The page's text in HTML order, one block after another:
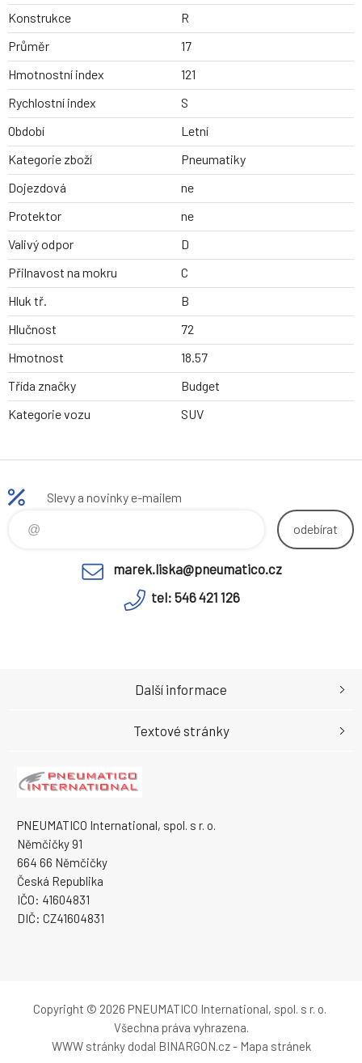
Konstrukce
R
Průměr
17
Hmotnostní index
121
Rychlostní index
S
Období
Letní
Kategorie zboží
Pneumatiky
Dojezdová
ne
Protektor
ne
Valivý odpor
D
Přilnavost na mokru
C
Hluk tř.
B
Hlučnost
72
Hmotnost
18.57
Třída značky
Budget
Kategorie vozu
SUV
Slevy a novinky e-mailem
odebírat
marek.liska@pneumatico.cz
tel: 546 421 126
PNEUMATICO International, spol. s r. o.
Němčičky 91
664 66 Němčičky
Česká Republika
IČO: 41604831
DIČ: CZ41604831
Další informace
Textové stránky
Copyright © 2026 PNEUMATICO International, spol. s r. o.
Všechna práva vyhrazena.
WWW stránkydodal BINARGON.cz- Mapa stránek